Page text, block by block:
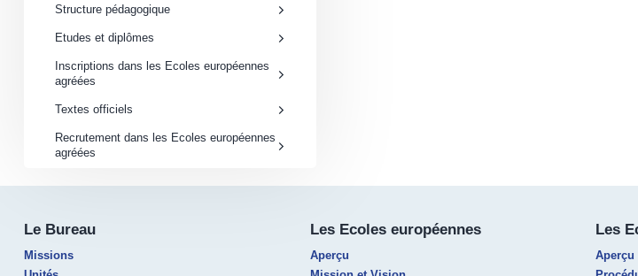
Structure pédagogique
Etudes et diplômes
Inscriptions dans les Ecoles européennes
agréées
Textes officiels
Recrutement dans les Ecoles européennes
agréées
Le Bureau
Missions
Les Ecoles européennes
Aperçu
Les
Aperçu